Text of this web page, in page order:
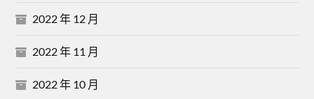
2022 年 12 月
2022 年 11 月
2022 年 10 月